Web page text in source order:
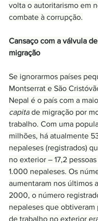
volta o autoritarismo em
combate à corrupção.
Cansaço com a válvula
migração
Se ignorarmos países
Montserrat e São
Nepal é o país com a
capita de migração por
trabalho. Com uma
milhões, há atualmente
nepaleses (registrados)
no exterior – 17,2
1.000 nepaleses. Os
aumentaram nos últimos
2000, o número
nepaleses que obtiveram
de trabalho no exterior